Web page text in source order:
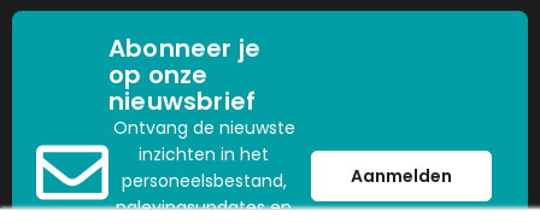
Abonneer je
op onze
nieuwsbrief
Ontvang de nieuwste
inzichten in het
personeelsbestand,
nalevingsupdates en
Aanmelden